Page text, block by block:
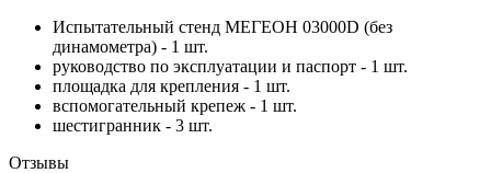
Испытательный стенд МЕГЕОН 03000D (без
динамометра) - 1 шт.
руководство по эксплуатации и паспорт - 1 шт.
площадка для крепления - 1 шт.
вспомогательный крепеж - 1 шт.
шестигранник - 3 шт.
Отзывы